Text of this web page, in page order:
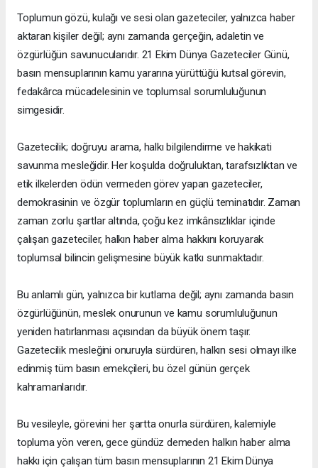
Toplumun gözü, kulağı ve sesi olan gazeteciler, yalnızca haber
aktaran kişiler değil; aynı zamanda gerçeğin, adaletin ve
özgürlüğün savunucularıdır. 21 Ekim Dünya Gazeteciler Günü,
basın mensuplarının kamu yararına yürüttüğü kutsal görevin,
fedakârca mücadelesinin ve toplumsal sorumluluğunun
simgesidir.
Gazetecilik; doğruyu arama, halkı bilgilendirme ve hakikati
savunma mesleğidir. Her koşulda doğruluktan, tarafsızlıktan ve
etik ilkelerden ödün vermeden görev yapan gazeteciler,
demokrasinin ve özgür toplumların en güçlü teminatıdır. Zaman
zaman zorlu şartlar altında, çoğu kez imkânsızlıklar içinde
çalışan gazeteciler, halkın haber alma hakkını koruyarak
toplumsal bilincin gelişmesine büyük katkı sunmaktadır.
Bu anlamlı gün, yalnızca bir kutlama değil; aynı zamanda basın
özgürlüğünün, meslek onurunun ve kamu sorumluluğunun
yeniden hatırlanması açısından da büyük önem taşır.
Gazetecilik mesleğini onuruyla sürdüren, halkın sesi olmayı ilke
edinmiş tüm basın emekçileri, bu özel günün gerçek
kahramanlarıdır.
Bu vesileyle, görevini her şartta onurla sürdüren, kalemiyle
topluma yön veren, gece gündüz demeden halkın haber alma
hakkı için çalışan tüm basın mensuplarının 21 Ekim Dünya